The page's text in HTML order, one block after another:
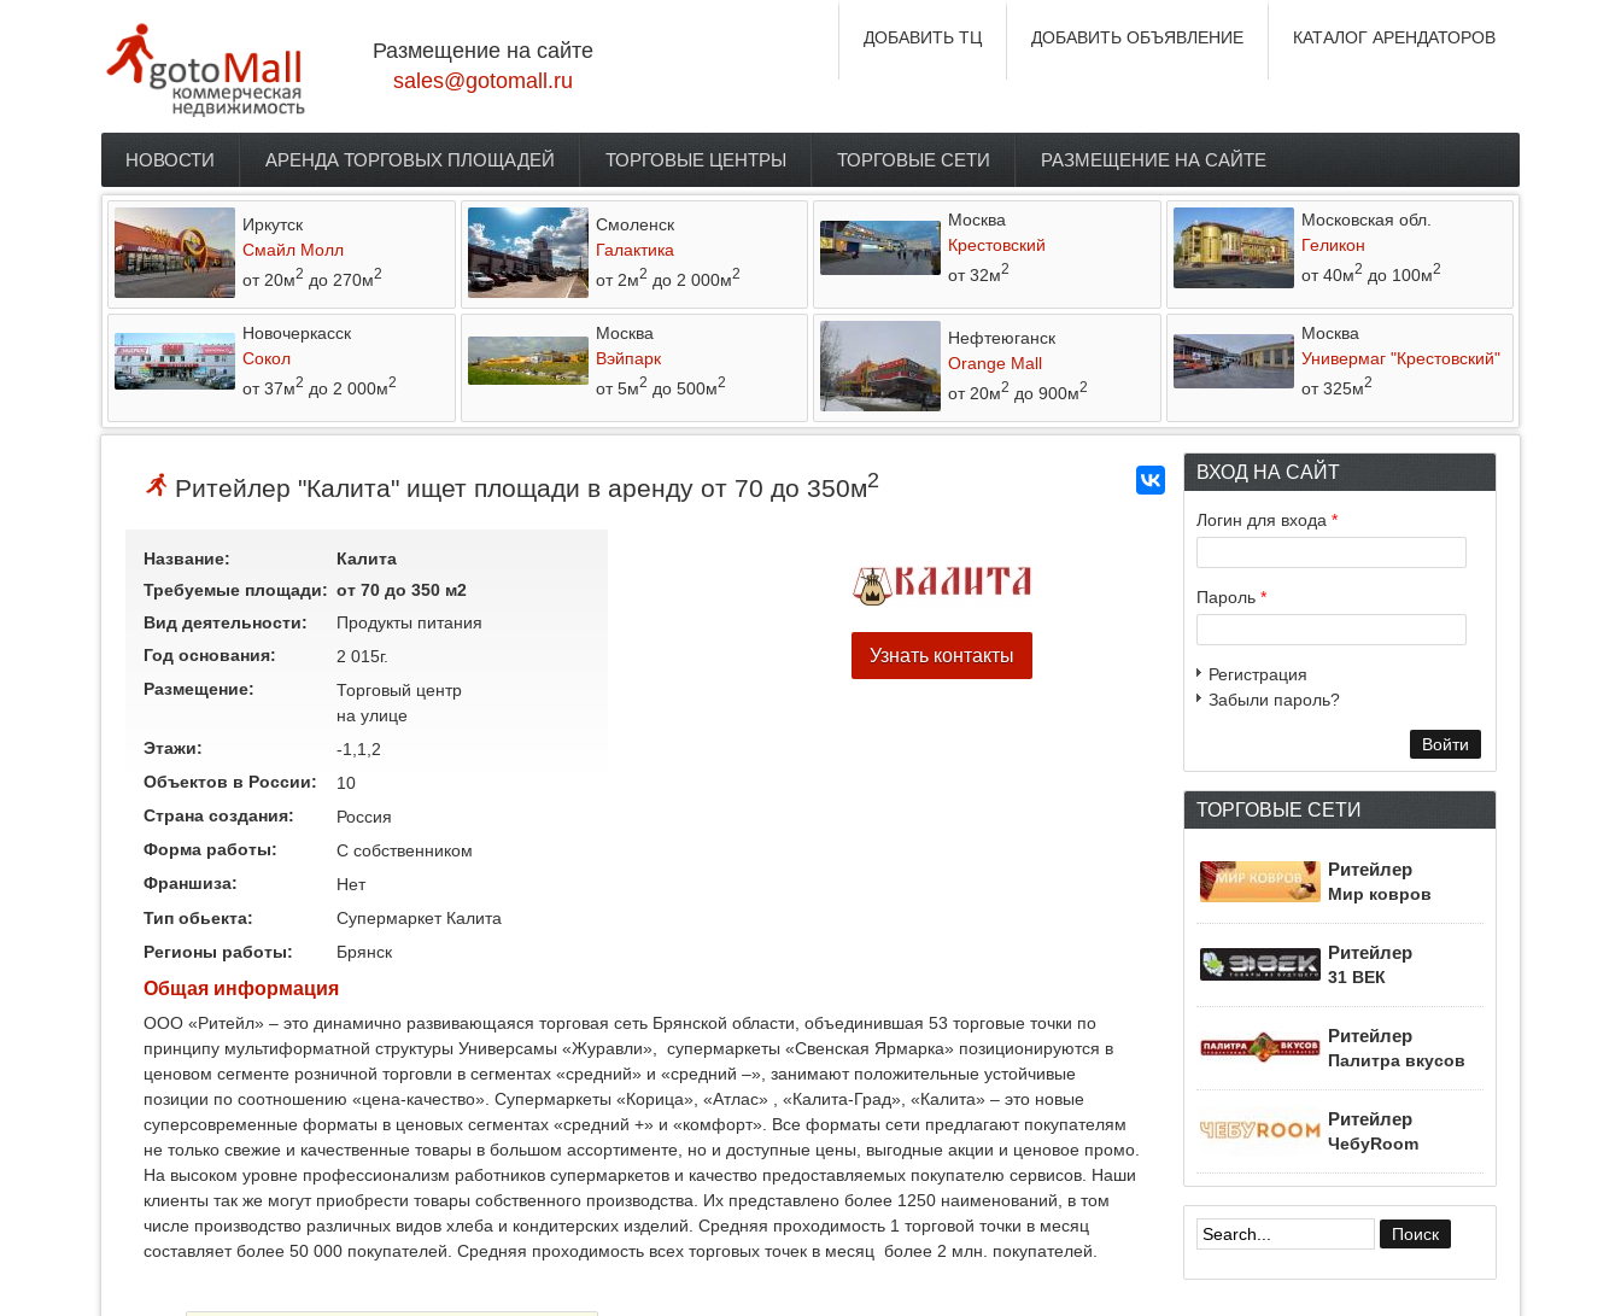
Размещение на сайте
sales@gotomall.ru
КАТАЛОГ АРЕНДАТОРОВ
ДОБАВИТЬ ОБЪЯВЛЕНИЕ
ДОБАВИТЬ ТЦ
Главное меню
НОВОСТИ АРЕНДА ТОРГОВЫХ ПЛОЩАДЕЙ ТОРГОВЫЕ ЦЕНТРЫ ТОРГОВЫЕ СЕТИ РАЗМЕЩЕНИЕ НА САЙТЕ
Иркутск
Смайл Молл
от 20м2 до 270м2
Смоленск
Галактика
от 2м2 до 2 000м2
Москва
Крестовский
от 32м2
Московская обл.
Геликон
от 40м2 до 100м2
Новочеркасск
Сокол
от 37м2 до 2 000м2
Москва
Вэйпарк
от 5м2 до 500м2
Нефтеюганск
Orange Mall
от 20м2 до 900м2
Москва
Универмаг "Крестовский"
от 325м2
Ритейлер "Калита" ищет площади в аренду от 70 до 350м2
Название:
Калита
Требуемые площади: от 70 до 350 м2
Вид деятельности:
Продукты питания
Год основания:
2 015г.
Размещение:
Торговый центр
на улице
Этажи:
-1,1,2
Узнать контакты
Объектов в России:
10
Страна создания:
Россия
Форма работы:
C собственником
Франшиза:
Нет
Тип обьекта:
Супермаркет Калита
Регионы работы:
Брянск
Общая информация
ООО «Ритейл» – это динамично развивающаяся торговая сеть Брянской области, объединившая 53 торговые точки по
принципу мультиформатной структуры Универсамы «Журавли», супермаркеты «Свенская Ярмарка» позиционируются в
ценовом сегменте розничной торговли в сегментах «средний» и «средний –», занимают положительные устойчивые
позиции по соотношению «цена-качество». Супермаркеты «Корица», «Атлас» , «Калита-Град», «Калита» – это новые
суперсовременные форматы в ценовых сегментах «средний +» и «комфорт». Все форматы сети предлагают покупателям
не только свежие и качественные товары в большом ассортименте, но и доступные цены, выгодные акции и ценовое промо.
На высоком уровне профессионализм работников супермаркетов и качество предоставляемых покупателю сервисов. Наши
клиенты так же могут приобрести товары собственного производства. Их представлено более 1250 наименований, в том
числе производство различных видов хлеба и кондитерских изделий. Средняя проходимость 1 торговой точки в месяц
составляет более 50 000 покупателей. Средняя проходимость всех торговых точек в месяц более 2 млн. покупателей.
ВХОД НА САЙТ
Логин для входа *
Пароль *
Регистрация
Забыли пароль?
ТОРГОВЫЕ СЕТИ
Ритейлер
Мир ковров
Ритейлер
31 ВЕК
Ритейлер
Палитра вкусов
Ритейлер
ЧебуRoom
Форма поиска